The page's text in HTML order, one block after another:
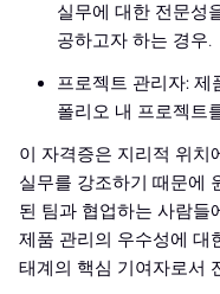
실무에 대한 전문성
공하고자 하는 경우.
프로젝트 관리자: 제
폴리오 내 프로젝트
이 자격증은 지리적 위치
실무를 강조하기 때문에
된 팀과 협업하는 사람들
제품 관리의 우수성에 대
태계의 핵심 기여자로서